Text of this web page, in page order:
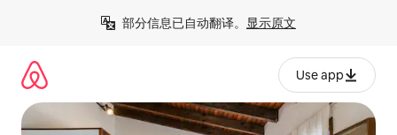
部分信息已自动翻译。 显示原文
Use app